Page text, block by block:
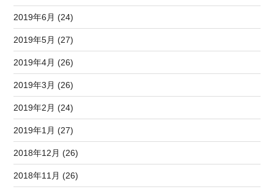
2019年6月 (24)
2019年5月 (27)
2019年4月 (26)
2019年3月 (26)
2019年2月 (24)
2019年1月 (27)
2018年12月 (26)
2018年11月 (26)